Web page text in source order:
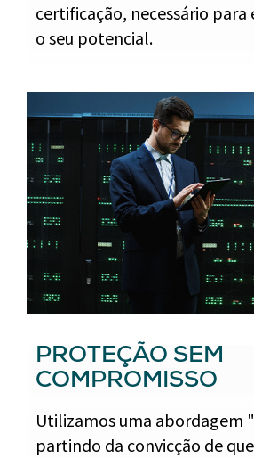
certificação, necessário
o seu potencial.
PROTEÇÃO SEM
COMPROMISSO
Utilizamos uma abordagem
partindo da convicção de